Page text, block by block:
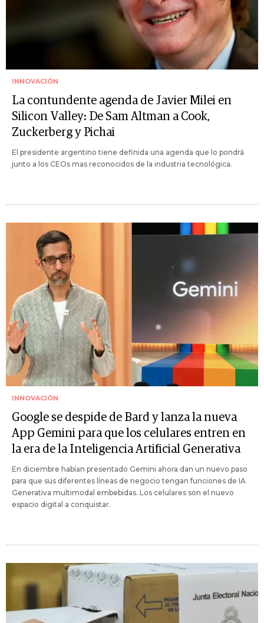
INNOVACIÓN
La contundente agenda de Javier Milei en
Silicon Valley: De Sam Altman a Cook,
Zuckerberg y Pichai
El presidente argentino tiene definida una agenda que lo pondrá
junto a los CEOs mas reconocidos de la industria tecnológica.
INNOVACIÓN
Google se despide de Bard y lanza la nueva
App Gemini para que los celulares entren en
la era de la Inteligencia Artificial Generativa
En diciembre habían presentado Gemini ahora dan un nuevo paso
para que sus diferentes líneas de negocio tengan funciones de IA
Generativa multimodal embebidas. Los celulares son el nuevo
espacio digital a conquistar.